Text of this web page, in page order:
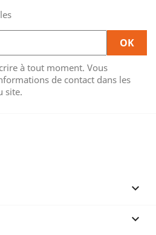
à tout moment. Vous
de contact dans les
site.

